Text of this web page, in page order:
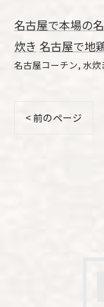
名古屋で本場の
炊き 名古屋で地
名古屋コーチン 水炊
< 前のページ